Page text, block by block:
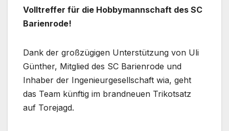
Volltreffer für die Hobbymannschaft des SC
Barienrode!
Dank der großzügigen Unterstützung von Uli
Günther, Mitglied des SC Barienrode und
Inhaber der Ingenieurgesellschaft wia, geht
das Team künftig im brandneuen Trikotsatz
auf Torejagd.